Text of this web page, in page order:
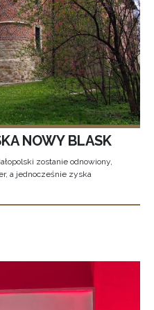
NOWY BLASK
zostanie odnowiony,
a jednocześnie zyska